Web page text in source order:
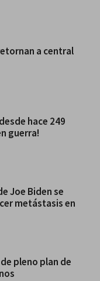
a central
hace 249
guerra!
Joe Biden se
metástasis en
pleno plan de